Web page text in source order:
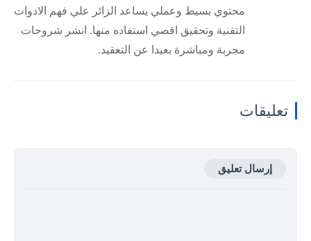
محتوي بسيط وعملي يساعد الزائر علي فهم الادوات
التقنية وتحقيق اقصي استفاده منها. انشر شروحات
مجربة ومباشرة بعيدا عن التعقيد.
تعليقات
إرسال تعليق